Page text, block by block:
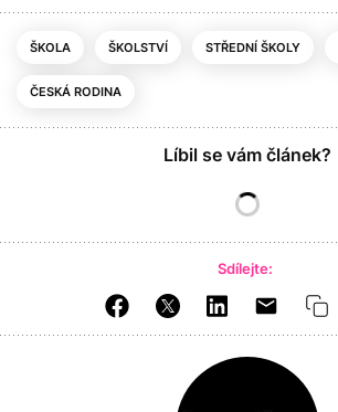
ŠKOLA ŠKOLSTVÍ STŘEDNÍ ŠKOLY
ČESKÁ RODINA
Líbil se vám článek?
Sdílejte: